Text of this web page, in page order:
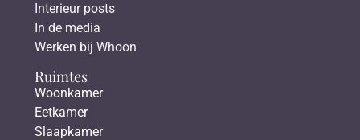
Interieur posts
In de media
Werken bij Whoon
Ruimtes
Woonkamer
Eetkamer
Slaapkamer